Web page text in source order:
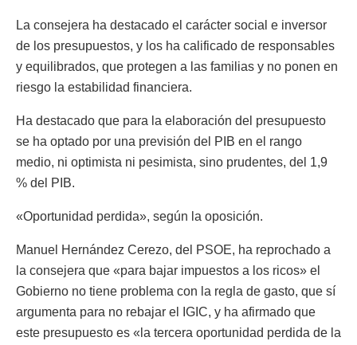
La consejera ha destacado el carácter social e inversor
de los presupuestos, y los ha calificado de responsables
y equilibrados, que protegen a las familias y no ponen en
riesgo la estabilidad financiera.
Ha destacado que para la elaboración del presupuesto
se ha optado por una previsión del PIB en el rango
medio, ni optimista ni pesimista, sino prudentes, del 1,9
% del PIB.
«Oportunidad perdida», según la oposición.
Manuel Hernández Cerezo, del PSOE, ha reprochado a
la consejera que «para bajar impuestos a los ricos» el
Gobierno no tiene problema con la regla de gasto, que sí
argumenta para no rebajar el IGIC, y ha afirmado que
este presupuesto es «la tercera oportunidad perdida de la